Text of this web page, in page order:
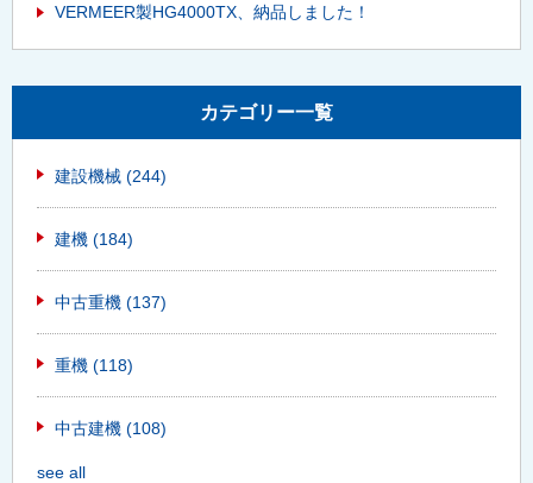
VERMEER製HG4000TX、納品しました！
カテゴリー一覧
建設機械 (244)
建機 (184)
中古重機 (137)
重機 (118)
中古建機 (108)
see all